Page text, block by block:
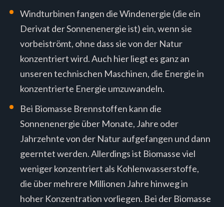
Windturbinen fangen die Windenergie (die ein
Derivat der Sonnenenergie ist) ein, wenn sie
vorbeiströmt, ohne dass sie von der Natur
konzentriert wird. Auch hier liegt es ganz an
unseren technischen Maschinen, die Energie in
konzentrierte Energie umzuwandeln.
Bei Biomasse Brennstoffen kann die
Sonnenenergie über Monate, Jahre oder
Jahrzehnte von der Natur aufgefangen und dann
geerntet werden. Allerdings ist Biomasse viel
weniger konzentriert als Kohlenwasserstoffe,
die über mehrere Millionen Jahre hinweg in
hoher Konzentration vorliegen. Bei der Biomasse